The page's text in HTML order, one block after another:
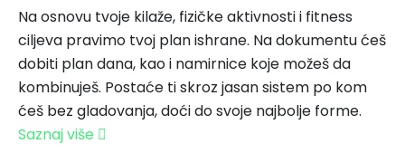
Na osnovu tvoje kilaže, fizičke aktivnosti i fitness
ciljeva pravimo tvoj plan ishrane. Na dokumentu ćeš
dobiti plan dana, kao i namirnice koje možeš da
kombinuješ. Postaće ti skroz jasan sistem po kom
ćeš bez gladovanja, doći do svoje najbolje forme.
Saznaj više